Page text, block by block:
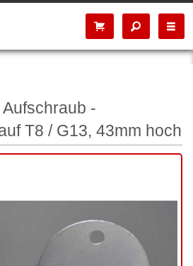
Aufschraub -
T8 / G13, 43mm hoch